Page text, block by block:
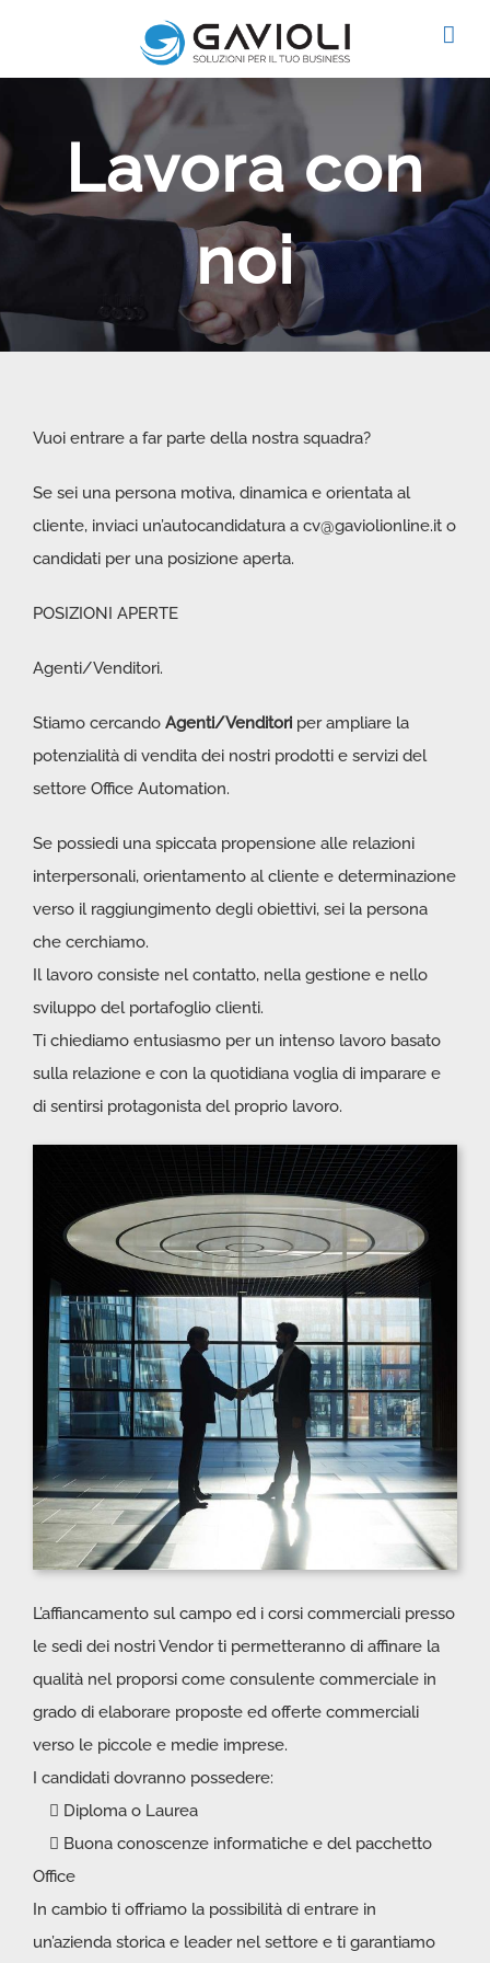
contenuto
Lavora con
noi
Vuoi entrare a far parte della nostra squadra?
Se sei una persona motiva, dinamica e orientata al
cliente, inviaci un’autocandidatura a cv@gaviolionline.it o
candidati per una posizione aperta.
POSIZIONI APERTE
Agenti/Venditori.
Stiamo cercando Agenti/Venditori per ampliare la
potenzialità di vendita dei nostri prodotti e servizi del
settore Office Automation.
Se possiedi una spiccata propensione alle relazioni
interpersonali, orientamento al cliente e determinazione
verso il raggiungimento degli obiettivi, sei la persona
che cerchiamo.
Il lavoro consiste nel contatto, nella gestione e nello
sviluppo del portafoglio clienti.
Ti chiediamo entusiasmo per un intenso lavoro basato
sulla relazione e con la quotidiana voglia di imparare e
di sentirsi protagonista del proprio lavoro.
L’affiancamento sul campo ed i corsi commerciali presso
le sedi dei nostri Vendor ti permetteranno di affinare la
qualità nel proporsi come consulente commerciale in
grado di elaborare proposte ed offerte commerciali
verso le piccole e medie imprese.
I candidati dovranno possedere:
Diploma o Laurea
Buona conoscenze informatiche e del pacchetto
Office
In cambio ti offriamo la possibilità di entrare in
un’azienda storica e leader nel settore e ti garantiamo